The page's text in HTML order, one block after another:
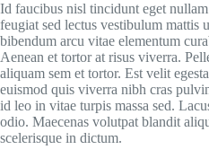
Id faucibus nisl tincidunt eget
feugiat sed lectus vestibulum mattis
bibendum arcu vitae elementum
Aenean et tortor at risus viverra.
aliquam sem et tortor. Est velit
euismod quis viverra nibh cras
id leo in vitae turpis massa sed.
odio. Maecenas volutpat blandit
scelerisque in dictum.